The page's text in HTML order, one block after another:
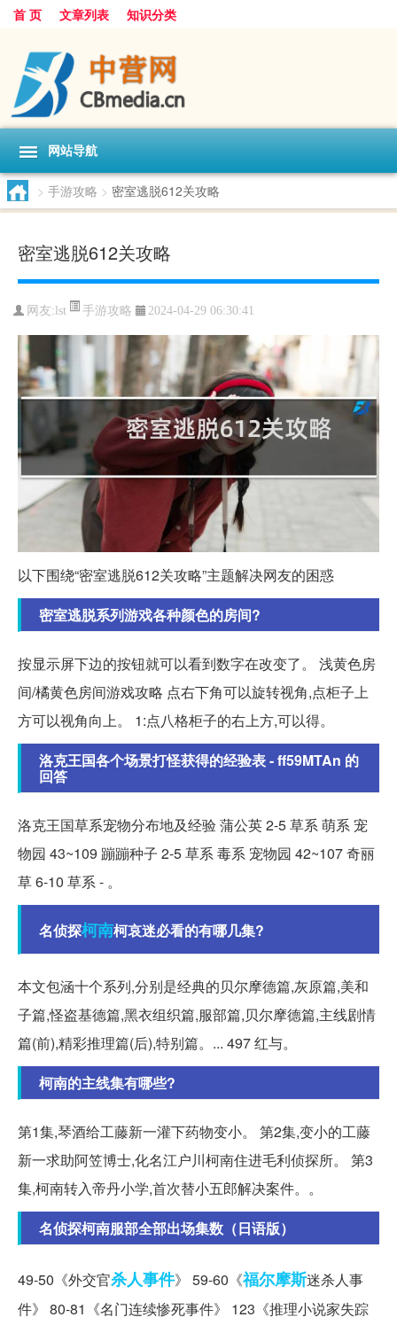
首 页 文章列表 知识分类
网站导航
> 手游攻略 > 密室逃脱612关攻略
密室逃脱612关攻略
网友:lst 手游攻略 2024-04-29 06:30:41
以下围绕“密室逃脱612关攻略”主题解决网友的困惑
密室逃脱系列游戏各种颜色的房间?
按显示屏下边的按钮就可以看到数字在改变了。 浅黄色房
间/橘黄色房间游戏攻略 点右下角可以旋转视角,点柜子上
方可以视角向上。 1:点八格柜子的右上方,可以得。
洛克王国各个场景打怪获得的经验表 - ff59MTAn 的
回答
洛克王国草系宠物分布地及经验 蒲公英 2-5 草系 萌系 宠
物园 43~109 蹦蹦种子 2-5 草系 毒系 宠物园 42~107 奇丽
草 6-10 草系 - 。
名侦探柯南柯哀迷必看的有哪几集?
本文包涵十个系列,分别是经典的贝尔摩德篇,灰原篇,美和
子篇,怪盗基德篇,黑衣组织篇,服部篇,贝尔摩德篇,主线剧情
篇(前),精彩推理篇(后),特别篇。... 497 红与。
柯南的主线集有哪些?
第1集,琴酒给工藤新一灌下药物变小。 第2集,变小的工藤
新一求助阿笠博士,化名江户川柯南住进毛利侦探所。 第3
集,柯南转入帝丹小学,首次替小五郎解决案件。。
名侦探柯南服部全部出场集数（日语版）
49-50《外交官杀人事件》 59-60《福尔摩斯迷杀人事
件》 80-81《名门连续惨死事件》 123《推理小说家失踪